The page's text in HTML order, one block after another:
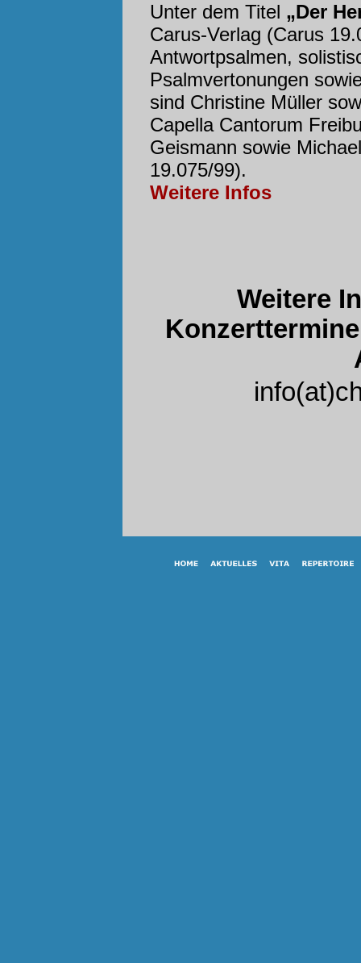
Unter dem Titel „Der
Carus-Verlag (Carus
Antwortpsalmen,
Psalmvertonungen
sind Christine Müller
Capella Cantorum
Geismann sowie
19.075/99).
Weitere Infos
Weitere